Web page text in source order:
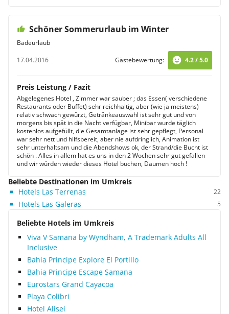
Schöner Sommerurlaub im Winter
Badeurlaub
17.04.2016
Gästebewertung: 4.2 / 5.0
Preis Leistung / Fazit
Abgelegenes Hotel , Zimmer war sauber ; das Essen( verschiedene
Restaurants oder Buffet) sehr reichhaltig, aber (wie ja meistens)
relativ schwach gewürzt, Getränkeauswahl ist sehr gut und von
morgens bis spät in die Nacht verfügbar, Minibar wurde täglich
kostenlos aufgefüllt, die Gesamtanlage ist sehr gepflegt, Personal
war sehr nett und hilfsbereit, aber nie aufdringlich, Animation ist
sehr unterhaltsam und die Abendshows ok, der Strand/die Bucht ist
schön . Alles in allem hat es uns in den 2 Wochen sehr gut gefallen
und wir würden wieder dieses Hotel buchen, Daumen hoch !
Beliebte Destinationen im Umkreis
Hotels Las Terrenas
22
Hotels Las Galeras 5
Beliebte Hotels im Umkreis
Viva V Samana by Wyndham, A Trademark Adults All
Inclusive
Bahia Principe Explore El Portillo
Bahia Principe Escape Samana
Eurostars Grand Cayacoa
Playa Colibri
Hotel Alisei